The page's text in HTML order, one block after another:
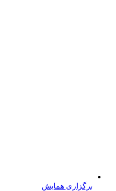
برگزاری همایش